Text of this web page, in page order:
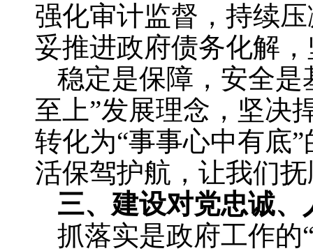
强化审计监督，持续
妥推进政府债务化解
稳定是保障，安全是
至上”发展理念，坚决
转化为“事事心中有底
活保驾护航，让我们
三、建设对党忠诚
抓落实是政府工作的